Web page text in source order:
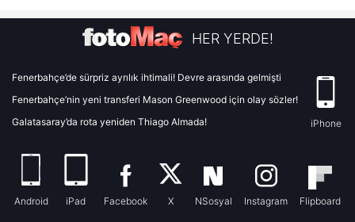
HER YERDE!
Fenerbahçe’de sürpriz ayrılık ihtimali! Devre arasında gelmişti
Fenerbahçe’nin yeni transferi Mason Greenwood için olay sözler!
Galatasaray’da rota yeniden Thiago Almada!
iPhone
Android iPad Facebook X NSosyal Instagram Flipboard